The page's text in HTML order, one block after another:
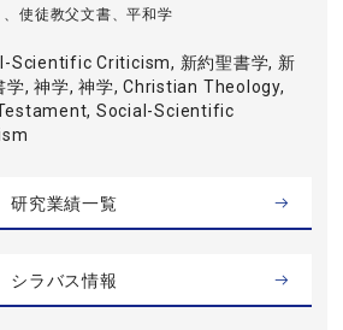
使徒教父文書、平和学
Scientific Criticism, 新約聖書学, 新
学, 神学, 神学, Christian Theology,
Social-Scientific
研究業績一覧
シラバス情報